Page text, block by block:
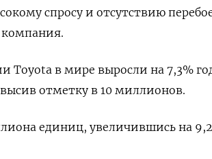
спросу и отсутствию
компания.
в мире выросли на 7,3%
отметку в 10 миллионов.
единиц, увеличившись на